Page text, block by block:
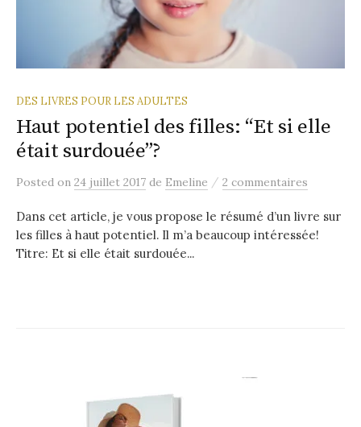
DES LIVRES POUR LES ADULTES
Haut potentiel des filles: “Et si elle
était surdouée”?
Posted on 24 juillet 2017 de Emeline / 2 commentaires
Dans cet article, je vous propose le résumé d’un livre sur
les filles à haut potentiel. Il m’a beaucoup intéressée!
Titre: Et si elle était surdouée...